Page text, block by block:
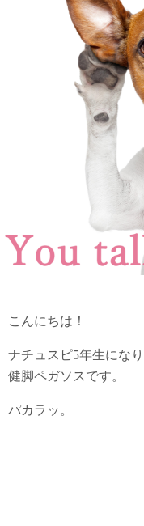
こんにちは！
ナチュスピ5年生にな
健脚ペガソスです。
パカラッ。